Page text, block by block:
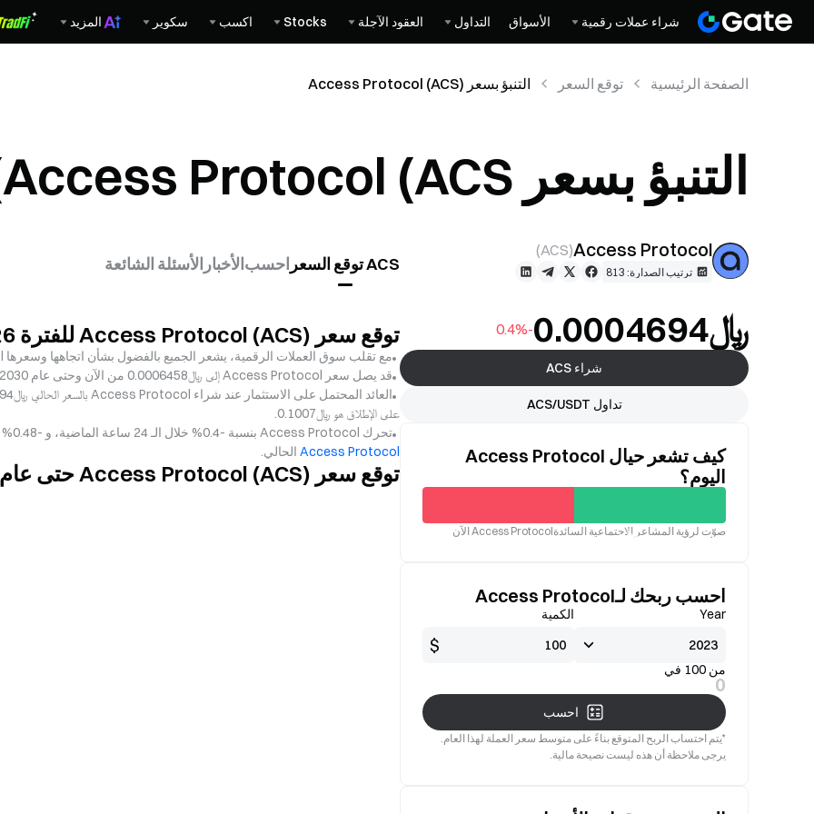
شراء عملات رقمية الأسواق التداول العقود الآجلة Stocks اكسب سكوير المزيد
الصفحة الرئيسية توقع السعر التنبؤ بسعر Access Protocol (ACS)
التنبؤ بسعر Access Protocol (ACS)
Access Protocol
(
ACS
)
ترتيب الصدارة: 813 ACS توقع السعر احسبالأخبار الأسئلة الشائعة
﷼‎0.0004694 -0.4%
شراء ACS
تداول ACS/USDT
كيف تشعر حيال Access Protocol
اليوم؟
جيدة
غير
صوّت لرؤية المشاعر الاجتماعية السائدةAccess Protocol الآن
احسب ربحك لـAccess Protocol
Year الكمية
$
من 100 في
0
احسب
*يتم احتساب الربح المتوقع بناءً على متوسط سعر العملة لهذا العام.
يرجى ملاحظة أن هذه ليست نصيحة مالية.
توقع سعر Access Protocol (ACS) للفترة 2026–2031
مع تقلب سوق العملات الرقمية، يشعر الجميع بالفضول بشأن اتجاهها وسعرها Access Protocol، سواء على المدى القصير أو الطويل.
قد يصل سعر Access Protocol إلى ﷼‎0.0006458 من الآن وحتى عام 2030.
على الإطلاق هو ﷼‎0.1007.
تحرك Access Protocol بنسبة -0.4% خلال الـ 24 ساعة الماضية، و -0.48% خلال الأيام السبعة الماضية. لمزيد من المعلومات، راجع
Access Protocol الحالي.
توقع سعر Access Protocol (ACS) حتى عام 2031